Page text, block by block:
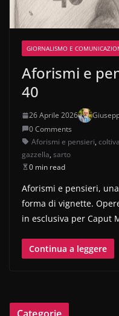
GIORNALISMO E
Aforismi e
40
26 Aprile 2026
0 Comments
Aforismi e pensieri,
gazzella, sarto
0 min read
Aforismi e pensieri,
forma di vignette.
in esclusiva per Caput
Continua a leggere